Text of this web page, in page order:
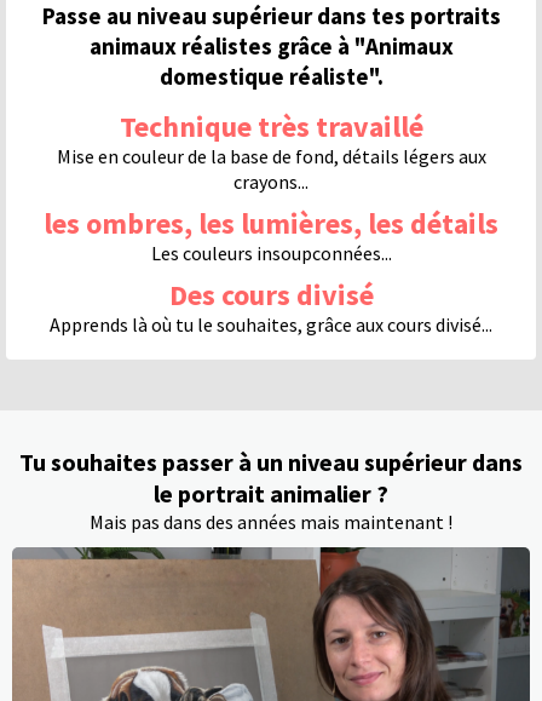
Passe au niveau supérieur dans tes portraits
animaux réalistes grâce à "Animaux
domestique réaliste".
Technique très travaillé
Mise en couleur de la base de fond, détails légers aux
crayons...
les ombres, les lumières, les détails
Les couleurs insoupconnées...
Des cours divisé
Apprends là où tu le souhaites, grâce aux cours divisé...
Tu souhaites passer à un niveau supérieur dans
le portrait animalier ?
Mais pas dans des années mais maintenant !